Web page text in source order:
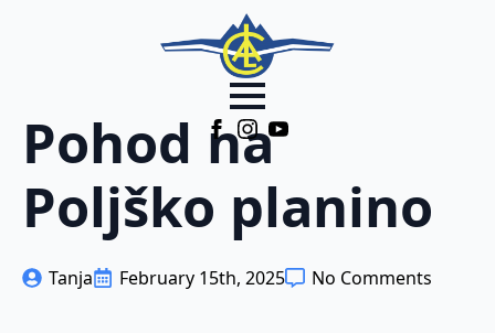
Pohod na
Poljško planino
Tanja February 15th, 2025 No Comments